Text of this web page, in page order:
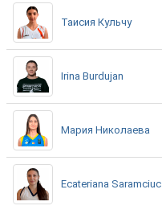
Таисия Кульчу
Irina Burdujan
Мария Николаева
Ecateriana Saramciuc